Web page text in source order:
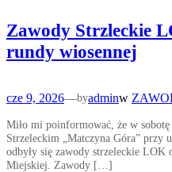
Zawody Strzleckie
rundy wiosennej
cze 9, 2026—byadminw
Miło mi poinformować, że w
Strzeleckim „Matczyna Góra” przy
odbyły się zawody strzeleckie LOK
Miejskiej. Zawody […]